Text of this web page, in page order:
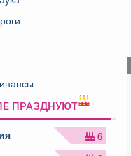
ПРАЗДНУЮТ
6